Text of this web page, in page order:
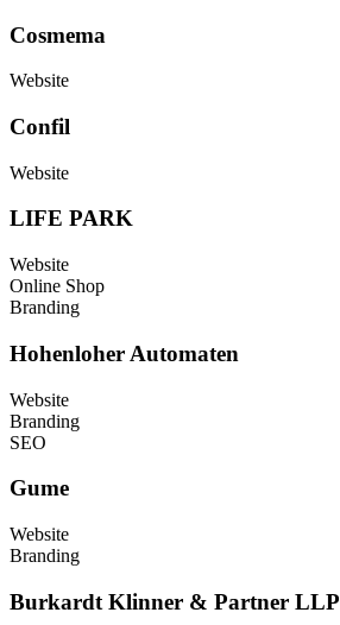
Cosmema
Website
Confil
Website
LIFE PARK
Website
Online Shop
Branding
Hohenloher Automaten
Website
Branding
SEO
Gume
Website
Branding
Burkardt Klinner & Partner LLP